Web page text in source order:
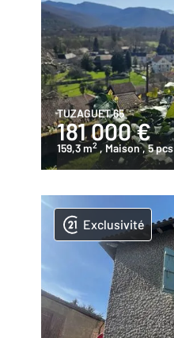
TUZAGUET 65
181 000 €
159,3 m2 , Maison, 5 pcs
Exclusivité